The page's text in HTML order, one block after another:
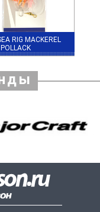
RIG MACKEREL